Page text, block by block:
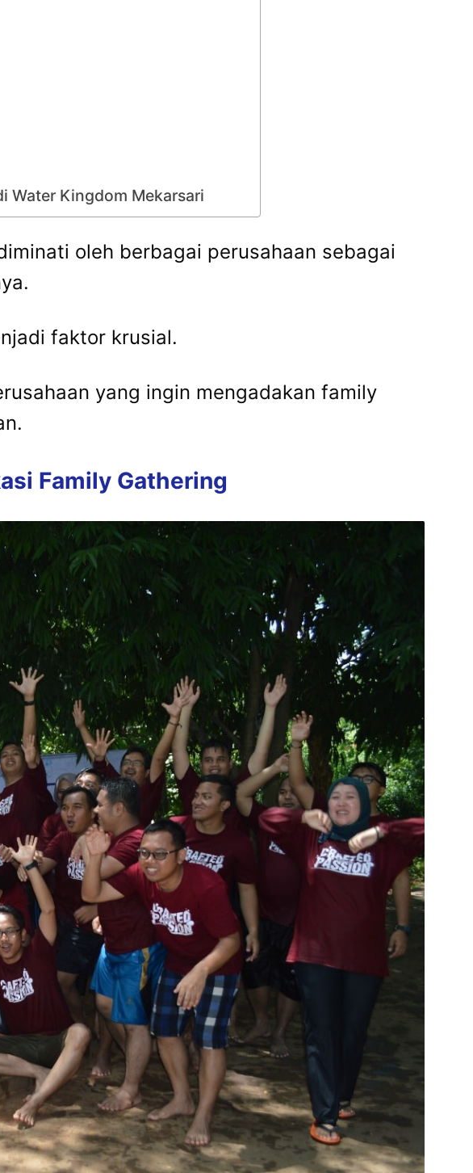
Water Kingdom Mekarsari
oleh berbagai perusahaan sebagai
faktor krusial.
yang ingin mengadakan family
Family Gathering